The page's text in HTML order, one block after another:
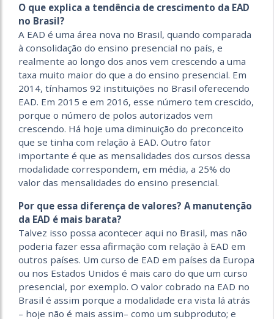
O que explica a tendência de crescimento da EAD
no Brasil?
A EAD é uma área nova no Brasil, quando comparada
à consolidação do ensino presencial no país, e
realmente ao longo dos anos vem crescendo a uma
taxa muito maior do que a do ensino presencial. Em
2014, tínhamos 92 instituições no Brasil oferecendo
EAD. Em 2015 e em 2016, esse número tem crescido,
porque o número de polos autorizados vem
crescendo. Há hoje uma diminuição do preconceito
que se tinha com relação à EAD. Outro fator
importante é que as mensalidades dos cursos dessa
modalidade correspondem, em média, a 25% do
valor das mensalidades do ensino presencial.
Por que essa diferença de valores? A manutenção
da EAD é mais barata?
Talvez isso possa acontecer aqui no Brasil, mas não
poderia fazer essa afirmação com relação à EAD em
outros países. Um curso de EAD em países da Europa
ou nos Estados Unidos é mais caro do que um curso
presencial, por exemplo. O valor cobrado na EAD no
Brasil é assim porque a modalidade era vista lá atrás
– hoje não é mais assim– como um subproduto; e